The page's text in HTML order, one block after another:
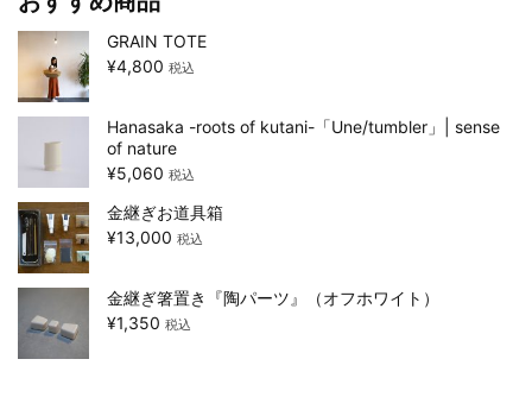
GRAIN TOTE
¥4,800 税込
Hanasaka -roots of kutani-「Une/tumbler」| sense
of nature
¥5,060 税込
金継ぎお道具箱
¥13,000 税込
金継ぎ箸置き『陶パーツ』（オフホワイト）
¥1,350 税込